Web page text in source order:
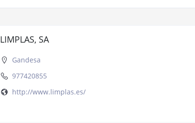
LIMPLAS, SA
Gandesa
977420855
http://www.limplas.es/